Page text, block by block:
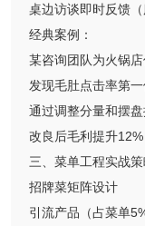
桌边访谈即时反馈（
经典案例：
某咨询团队为火锅店
发现毛肚点击率第
通过调整分量和摆
改良后毛利提升
三、菜单工程实战
招牌菜矩阵设计
引流产品（占菜单